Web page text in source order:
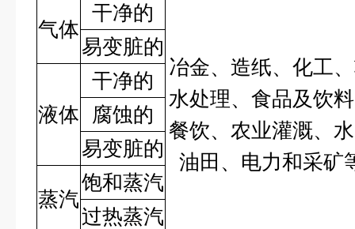
气体
干净的
冶金、造纸、化工
水处理、食品及饮
餐饮、农业灌溉、
油田、电力和采矿
易变脏的
液体
干净的
腐蚀的
易变脏的
蒸汽
饱和蒸汽
过热蒸汽